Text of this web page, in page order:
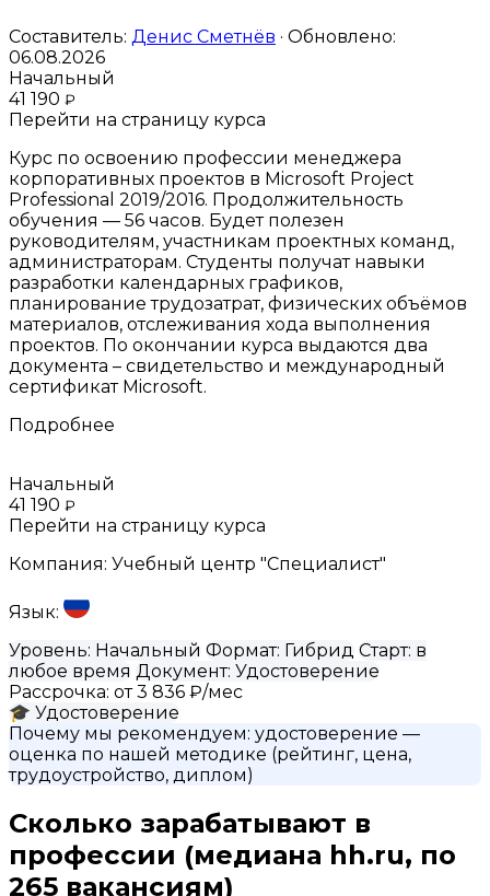
Составитель: Денис Сметнёв · Обновлено:
06.08.2026
Начальный
41 190 ₽
Перейти на страницу курса
Курс по освоению профессии менеджера
корпоративных проектов в Microsoft Project
Professional 2019/2016. Продолжительность
обучения — 56 часов. Будет полезен
руководителям, участникам проектных команд,
администраторам. Студенты получат навыки
разработки календарных графиков,
планирование трудозатрат, физических объёмов
материалов, отслеживания хода выполнения
проектов. По окончании курса выдаются два
документа – свидетельство и международный
сертификат Microsoft.
Подробнее
Начальный
41 190 ₽
Перейти на страницу курса
Компания: Учебный центр "Специалист"
Язык:
Уровень: Начальный Формат: Гибрид Старт: в
любое время Документ: Удостоверение
Рассрочка: от 3 836 ₽/мес
🎓 Удостоверение
Почему мы рекомендуем: удостоверение —
оценка по нашей методике (рейтинг, цена,
трудоустройство, диплом)
Сколько зарабатывают в
профессии (медиана hh.ru, по
265 вакансиям)